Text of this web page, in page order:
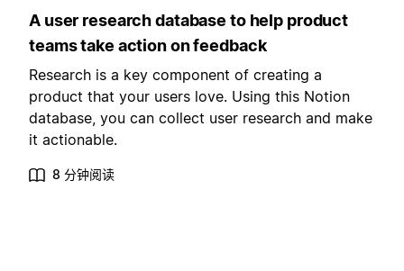
A user research database to help product
teams take action on feedback
Research is a key component of creating a
product that your users love. Using this Notion
database, you can collect user research and make
it actionable.
8 分钟阅读